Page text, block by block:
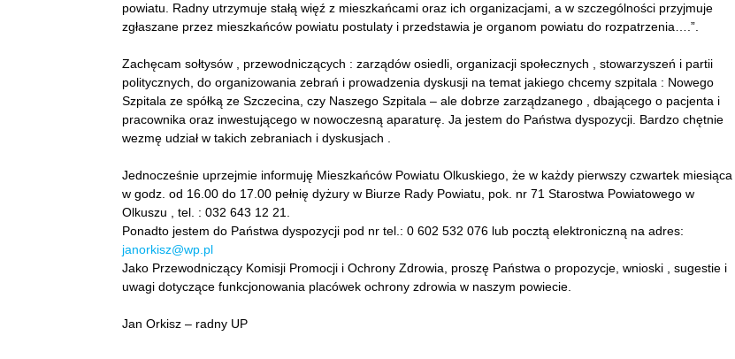
powiatu. Radny utrzymuje stałą więź z mieszkańcami oraz ich organizacjami, a w szczególności przyjmuje
zgłaszane przez mieszkańców powiatu postulaty i przedstawia je organom powiatu do rozpatrzenia….”.
Zachęcam sołtysów , przewodniczących : zarządów osiedli, organizacji społecznych , stowarzyszeń i partii
politycznych, do organizowania zebrań i prowadzenia dyskusji na temat jakiego chcemy szpitala : Nowego
Szpitala ze spółką ze Szczecina, czy Naszego Szpitala – ale dobrze zarządzanego , dbającego o pacjenta i
pracownika oraz inwestującego w nowoczesną aparaturę. Ja jestem do Państwa dyspozycji. Bardzo chętnie
wezmę udział w takich zebraniach i dyskusjach .
Jednocześnie uprzejmie informuję Mieszkańców Powiatu Olkuskiego, że w każdy pierwszy czwartek miesiąca
w godz. od 16.00 do 17.00 pełnię dyżury w Biurze Rady Powiatu, pok. nr 71 Starostwa Powiatowego w
Olkuszu , tel. : 032 643 12 21.
Ponadto jestem do Państwa dyspozycji pod nr tel.: 0 602 532 076 lub pocztą elektroniczną na adres:
janorkisz@wp.pl
Jako Przewodniczący Komisji Promocji i Ochrony Zdrowia, proszę Państwa o propozycje, wnioski , sugestie i
uwagi dotyczące funkcjonowania placówek ochrony zdrowia w naszym powiecie.
Jan Orkisz – radny UP